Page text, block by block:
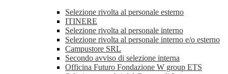
Selezione rivolta al personale esterno
ITINERE
Selezione rivolta al personale interno
Selezione rivolta al personale interno e/o esterno
Campustore SRL
Secondo avviso di selezione interna
Officina Futuro Fondazione W group ETS